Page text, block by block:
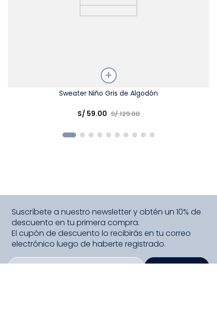
Sweater Niño Gris de Algodón
S/ 59.00 S/129.00
Suscríbete a nuestro newsletter y obtén un 10% de
descuento en tu primera compra.
El cupón de descuento lo recibirás en tu correo
electrónico luego de haberte registrado.
SUSCRIBIRME